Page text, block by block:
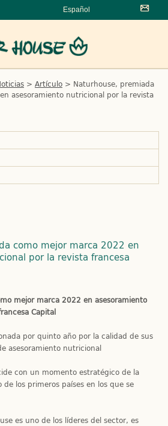
Español
> Artículo > Naturhouse, premiada
asesoramiento nutricional por la revista
como mejor marca 2022 en
por la revista francesa
mejor marca 2022 en asesoramiento
Capital
por quinto año por la calidad de sus
asesoramiento nutricional
con un momento estratégico de la
los primeros países en los que se
es uno de los líderes del sector, es